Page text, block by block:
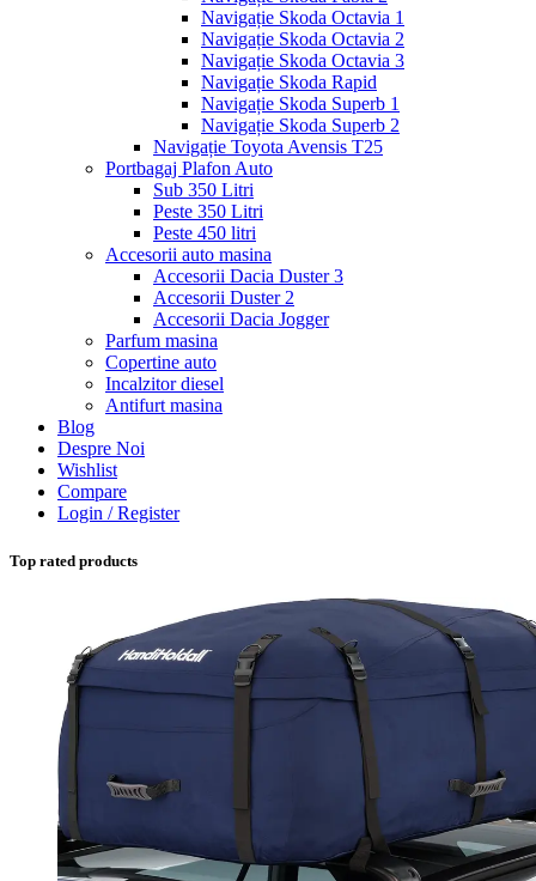
Navigație Skoda Octavia 1
Navigație Skoda Octavia 2
Navigație Skoda Octavia 3
Navigație Skoda Rapid
Navigație Skoda Superb 1
Navigație Skoda Superb 2
Navigație Toyota Avensis T25
Portbagaj Plafon Auto
Sub 350 Litri
Peste 350 Litri
Peste 450 litri
Accesorii auto masina
Accesorii Dacia Duster 3
Accesorii Duster 2
Accesorii Dacia Jogger
Parfum masina
Copertine auto
Incalzitor diesel
Antifurt masina
Blog
Despre Noi
Wishlist
Compare
Login / Register
Top rated products